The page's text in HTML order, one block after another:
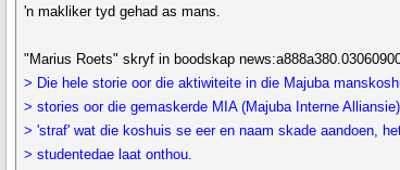
'n makliker tyd gehad as mans.
"Marius Roets" skryf in boodskap
> Die hele storie oor die aktiwiteite in die Majuba
> stories oor die gemaskerde MIA (Majuba Interne
> 'straf' wat die koshuis se eer en naam skade aandoen,
> studentedae laat onthou.